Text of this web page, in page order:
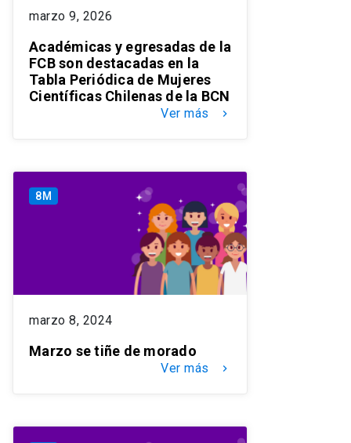
marzo 9, 2026
Académicas y egresadas de la
FCB son destacadas en la
Tabla Periódica de Mujeres
Científicas Chilenas de la BCN
Ver más keyboard_arrow_right
8M
marzo 8, 2024
Marzo se tiñe de morado
Ver más keyboard_arrow_right